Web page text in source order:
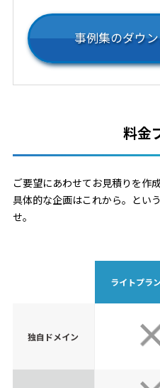
事例集のダウ
料金
ご要望にあわせてお見積りを作
具体的な企画はこれから。とい
せ。
ライトプラ
独自ドメイン